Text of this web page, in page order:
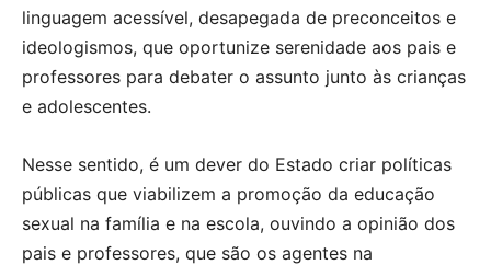
linguagem acessível, desapegada de preconceitos e
ideologismos, que oportunize serenidade aos pais e
professores para debater o assunto junto às crianças
e adolescentes.
Nesse sentido, é um dever do Estado criar políticas
públicas que viabilizem a promoção da educação
sexual na família e na escola, ouvindo a opinião dos
pais e professores, que são os agentes na